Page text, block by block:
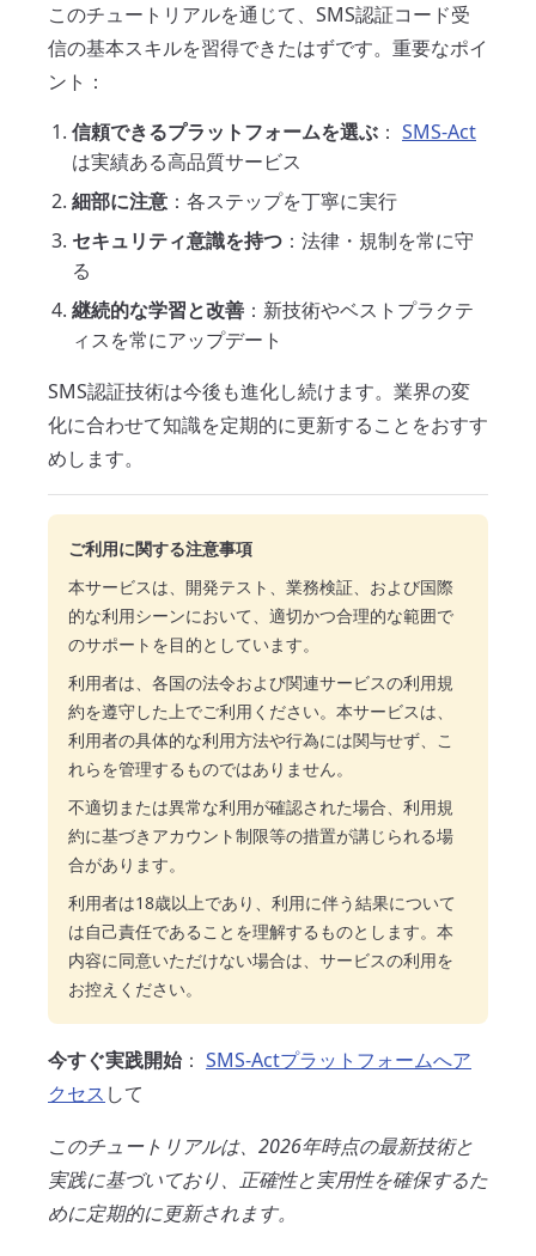
このチュートリアルを通じて、SMS認証コード受
信の基本スキルを習得できたはずです。重要なポイ
ント：
信頼できるプラットフォームを選ぶ ： SMS-Act
は実績ある高品質サービス
細部に注意 ：各ステップを丁寧に実行
セキュリティ意識を持つ ：法律・規制を常に守
る
継続的な学習と改善 ：新技術やベストプラクテ
ィスを常にアップデート
SMS認証技術は今後も進化し続けます。業界の変
化に合わせて知識を定期的に更新することをおすす
めします。
ご利用に関する注意事項
本サービスは、開発テスト、業務検証、および国際
的な利用シーンにおいて、適切かつ合理的な範囲で
のサポートを目的としています。
利用者は、各国の法令および関連サービスの利用規
約を遵守した上でご利用ください。本サービスは、
利用者の具体的な利用方法や行為には関与せず、こ
れらを管理するものではありません。
不適切または異常な利用が確認された場合、利用規
約に基づきアカウント制限等の措置が講じられる場
合があります。
利用者は18歳以上であり、利用に伴う結果について
は自己責任であることを理解するものとします。本
内容に同意いただけない場合は、サービスの利用を
お控えください。
今すぐ実践開始： SMS-Actプラットフォームへア
クセス して
このチュートリアルは、2026年時点の最新技術と
実践に基づいており、正確性と実用性を確保するた
めに定期的に更新されます。